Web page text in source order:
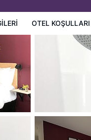
OTEL KOŞULLARI